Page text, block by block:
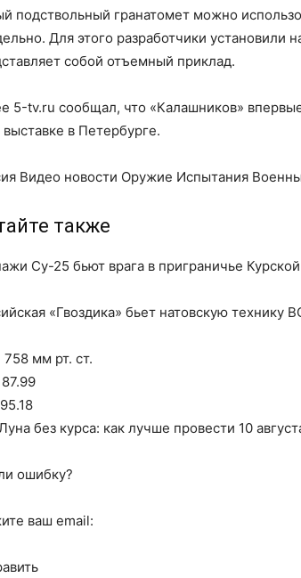
подствольный гранатомет можно
Для этого разработчики
собой отъемный приклад.
5-tv.ru сообщал, что «Калашников»
в Петербурге.
Видео новости Оружие Испытания
также
Су-25 бьют врага в приграничье
«Гвоздика» бьет натовскую
758 мм рт. ст.
без курса: как лучше провести 10
ошибку?
ваш email: